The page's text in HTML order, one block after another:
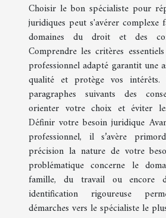
Choisir le bon spécialiste pour
juridiques peut s'avérer complexe
domaines du droit et des
Comprendre les critères
professionnel adapté garantit une
qualité et protège vos intérêts.
paragraphes suivants des
orienter votre choix et éviter
Définir votre besoin juridique
professionnel, il s’avère
précision la nature de votre
problématique concerne le
famille, du travail ou encore
identification rigoureuse
démarches vers le spécialiste le